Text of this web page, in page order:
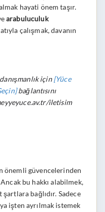
hayati önem taşır.
arabuluculuk
çalışmak, davanın
için[Yüce
bağlantısını
iletisim
önemli güvencelerinden
bu hakkı alabilmek,
bağlıdır. Sadece
işten ayrılmak istemek